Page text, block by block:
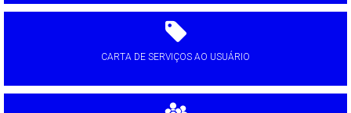
CARTA DE SERVIÇOS AO USUÁRIO